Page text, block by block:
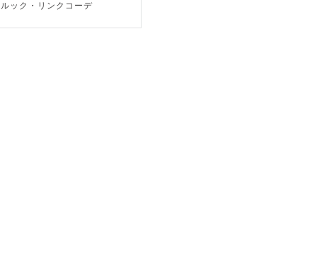
の経験も
ただきま
談は何な
ック・リンクコーデ